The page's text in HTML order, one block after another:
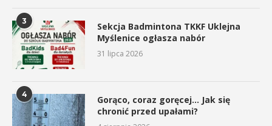
3
Sekcja Badmintona TKKF Uklejna
Myślenice ogłasza nabór
31 lipca 2026
4
Gorąco, coraz goręcej… Jak się
chronić przed upałami?